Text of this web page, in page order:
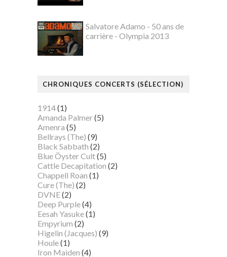
Salvatore Adamo - 50 ans de
carrière - Olympia 2013
CHRONIQUES CONCERTS (SÉLECTION)
1914(1)
Amanda Palmer(5)
Amenra (5)
Bellrays (The) (9)
Black Sabbath (2)
Blue Öyster Cult(5)
Cattle Decapitation (2)
Chappell Roan (1)
Cure (The) (2)
DVNE(2)
Deep Purple(4)
Eesah Yasuke(1)
Empyrium (2)
Higelin (Jacques) (9)
Houle(1)
Iron Maiden (4)